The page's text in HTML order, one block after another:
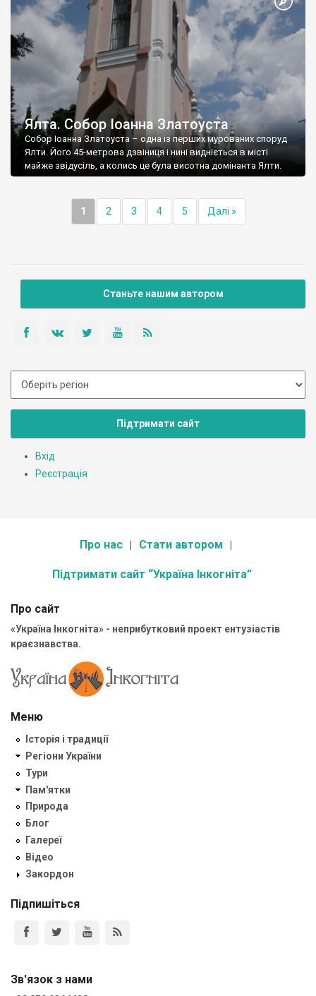
Ялта. Собор Іоанна Златоуста
Собор Іоанна Златоуста – одна із перших мурованих споруд
Ялти. Його 45-метрова дзвіниця і нині видніється в місті
майже звідусіль, а колись це була висотна домінанта Ялти.
1 2 3 4 5 Далі »
Станьте нашим автором
Підтримати сайт
Вхід
Реєстрація
Про нас Стати автором
Підтримати сайт “Україна Інкогніта”
Про сайт
«Україна Інкогніта» - неприбутковий проект ентузіастів
краєзнавства.
Меню
Історія і традиції
Регіони України
Тури
Пам'ятки
Природа
Блог
Галереї
Відео
Закордон
Підпишіться
Зв'язок з нами